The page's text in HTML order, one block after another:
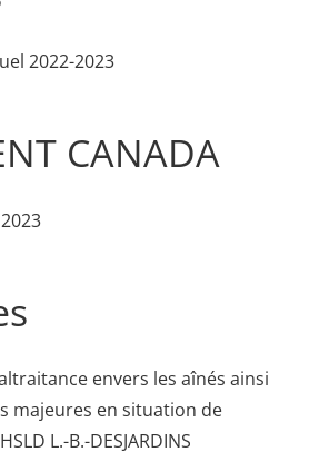
2022-2023
CANADA
envers les aînés ainsi
majeures en situation de
L.-B.-DESJARDINS